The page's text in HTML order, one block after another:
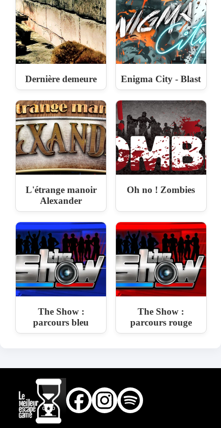
Dernière demeure Enigma City - Blast
L'étrange manoir
Alexander
Oh no ! Zombies
The Show :
parcours bleu
The Show :
parcours rouge